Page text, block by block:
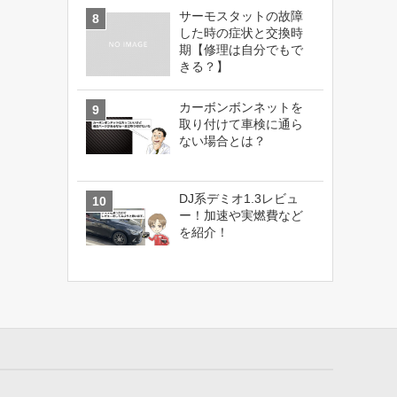
サーモスタットの故障
した時の症状と交換時
期【修理は自分でもで
きる？】
カーボンボンネットを
取り付けて車検に通ら
ない場合とは？
DJ系デミオ1.3レビュ
ー！加速や実燃費など
を紹介！